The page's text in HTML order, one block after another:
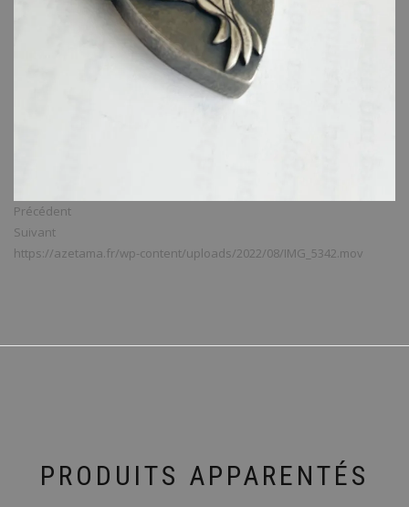
Précédent
Suivant
https://azetama.fr/wp-content/uploads/2022/08/IMG_5342.mov
PRODUITS APPARENTÉS